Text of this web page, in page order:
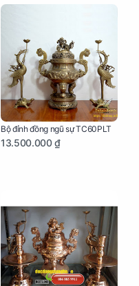
Bộ đỉnh đồng ngũ sự TC60PLT
13.500.000 ₫